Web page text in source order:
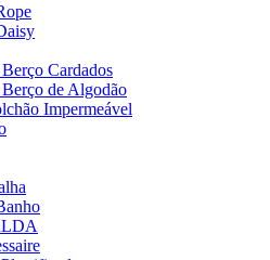
Cardados
de Algodão
Impermeável